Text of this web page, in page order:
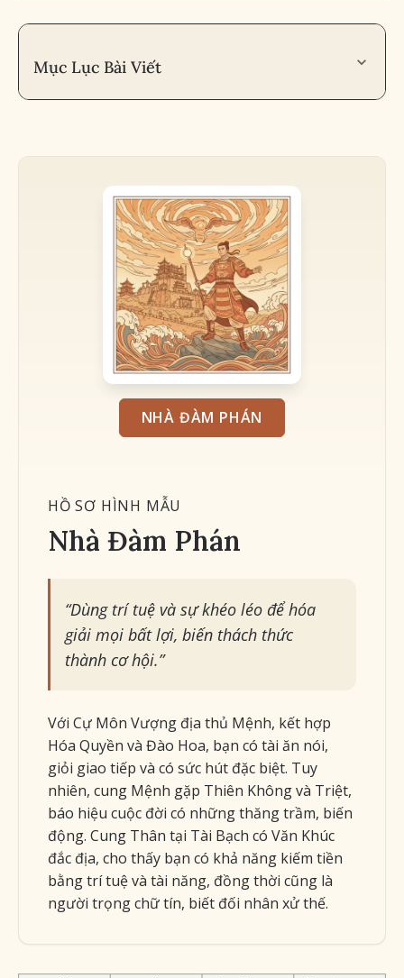
Mục Lục Bài Viết
Tóm Tắt Lá Số Tử Vi
PHẦN II: CÔNG DANH & TÀI SẢN (QUAN – TÀI – ĐIỀN)
Vị Thế Sự Nghiệp & Tài Lộc
PHẦN III: CÁC MỐI QUAN HỆ XÃ HỘI (DI – NÔ – PHỤ –
Luận Giải Gia Đạo & Con Cái
PHẦN IV: HÔN NHÂN & CON CÁI (PHU – TỬ)
PHẦN V: TỔNG KẾT CHIẾN LƯỢC & GIẢI MÃ (KHÔNG
BAO GỒM ĐẠI VẬN – LƯU NIÊN)
Sẵn sàng khám phá trọn vẹn bí mật cuộc đời?
NHÀ ĐÀM PHÁN
HỒ SƠ HÌNH MẪU
Nhà Đàm Phán
“Dùng trí tuệ và sự khéo léo để hóa
giải mọi bất lợi, biến thách thức
thành cơ hội.”
Với Cự Môn Vượng địa thủ Mệnh, kết hợp
Hóa Quyền và Đào Hoa, bạn có tài ăn nói,
giỏi giao tiếp và có sức hút đặc biệt. Tuy
nhiên, cung Mệnh gặp Thiên Không và Triệt,
báo hiệu cuộc đời có những thăng trầm, biến
động. Cung Thân tại Tài Bạch có Văn Khúc
đắc địa, cho thấy bạn có khả năng kiếm tiền
bằng trí tuệ và tài năng, đồng thời cũng là
người trọng chữ tín, biết đối nhân xử thế.